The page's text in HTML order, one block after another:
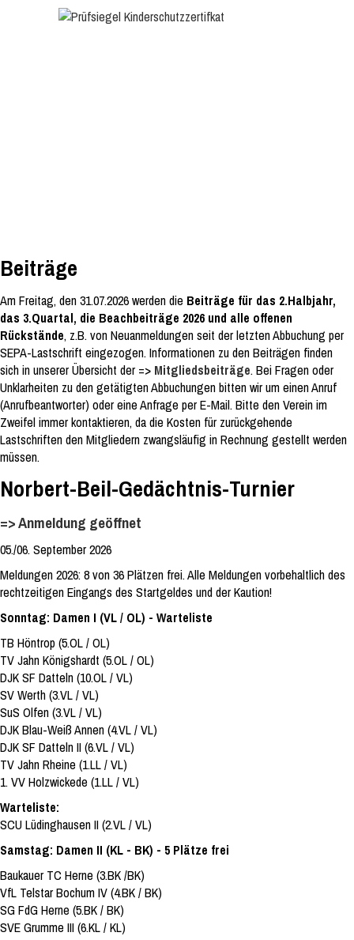
Beiträge
Am Freitag, den 31.07.2026 werden die Beiträge für das 2.Halbjahr,
das 3.Quartal, die Beachbeiträge 2026 und alle offenen
Rückstände, z.B. von Neuanmeldungen seit der letzten Abbuchung per
SEPA-Lastschrift eingezogen. Informationen zu den Beiträgen finden
sich in unserer Übersicht der => Mitgliedsbeiträge. Bei Fragen oder
Unklarheiten zu den getätigten Abbuchungen bitten wir um einen Anruf
(Anrufbeantworter) oder eine Anfrage per E-Mail. Bitte den Verein im
Zweifel immer kontaktieren, da die Kosten für zurückgehende
Lastschriften den Mitgliedern zwangsläufig in Rechnung gestellt werden
müssen.
Norbert-Beil-Gedächtnis-Turnier
=> Anmeldung geöffnet
05./06. September 2026
Meldungen 2026: 8 von 36 Plätzen frei. Alle Meldungen vorbehaltlich des
rechtzeitigen Eingangs des Startgeldes und der Kaution!
Sonntag: Damen I (VL / OL) - Warteliste
TB Höntrop (5.OL / OL)
TV Jahn Königshardt (5.OL / OL)
DJK SF Datteln (10.OL / VL)
SV Werth (3.VL / VL)
SuS Olfen (3.VL / VL)
DJK Blau-Weiß Annen (4.VL / VL)
DJK SF Datteln II (6.VL / VL)
TV Jahn Rheine (1.LL / VL)
1. VV Holzwickede (1.LL / VL)
Warteliste:
SCU Lüdinghausen II (2.VL / VL)
Samstag: Damen II (KL - BK) - 5 Plätze frei
Baukauer TC Herne (3.BK /BK)
VfL Telstar Bochum IV (4.BK / BK)
SG FdG Herne (5.BK / BK)
SVE Grumme III (6.KL / KL)